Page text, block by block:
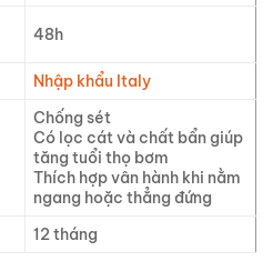
48h
Nhập khẩu Italy
Chống sét
Có lọc cát và chất bẩn giúp
tăng tuổi thọ bơm
Thích hợp vân hành khi nằm
ngang hoặc thẳng đứng
12 tháng